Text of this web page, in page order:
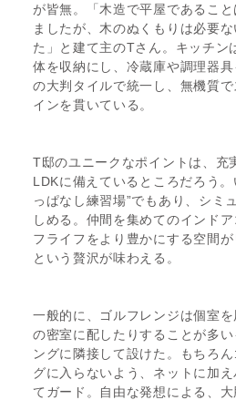
が皆無。「木造で平屋であるこ
ましたが、木のぬくもりは必要
た」と建て主のTさん。キッチン
体を収納にし、冷蔵庫や調理器
の大判タイルで統一し、無機質
インを貫いている。
T邸のユニークなポイントは、充
LDKに備えているところだろう
っぱなし練習場”でもあり、シミ
しめる。仲間を集めてのインド
フライフをより豊かにする空間
という贅沢が味わえる。
一般的に、ゴルフレンジは個室
の密室に配したりすることが多
ングに隣接して設けた。もちろ
グに入らないよう、ネットに加
てガード。自由な発想による、